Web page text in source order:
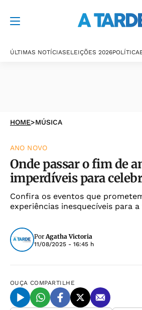
ÚLTIMAS NOTÍCIASELEIÇÕES 2026POLÍTICA
HOME>MÚSICA
ANO NOVO
Onde passar o fim de
imperdíveis para
Confira os eventos que
experiências inesquecíveis para a
PorAgatha Victoria
11/08/2025 - 16:45 h
OUÇA COMPARTILHE